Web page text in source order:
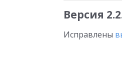
Версия
Исправлены